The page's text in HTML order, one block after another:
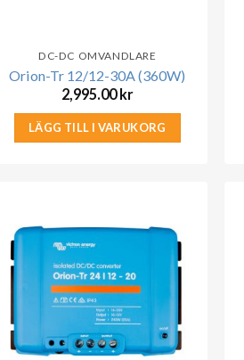
DC-DC OMVANDLARE
Orion-Tr 12/12-30A (360W)
2,995.00 kr
LÄGG TILL I VARUKORG